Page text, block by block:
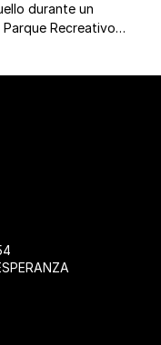
durante un
Recreativo